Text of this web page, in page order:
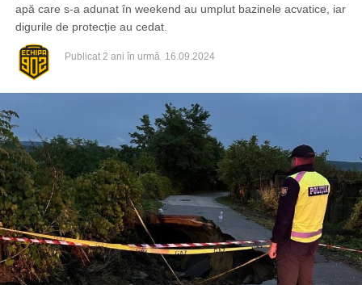
apă care s-a adunat în weekend au umplut bazinele acvatice, iar
digurile de protecție au cedat.
Publicat 2 ani în urmă 16.09.2024